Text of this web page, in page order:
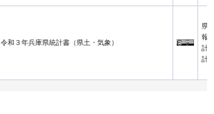
令和３年兵庫県統計書（県土・気象）
県
報
計
計